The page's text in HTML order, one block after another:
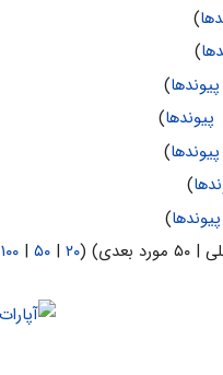
)
)
)
)
)
)
)
۲۰ | ۵۰ | ۱۰۰